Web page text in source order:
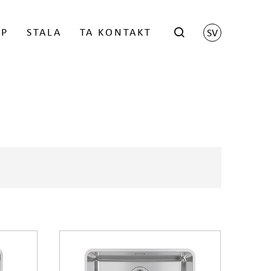
SV
STALA TA KONTAKT